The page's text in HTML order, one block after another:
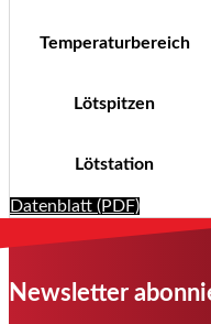
Temperaturbereich
Lötspitzen
Lötstation
Datenblatt (PDF)
Newsletter